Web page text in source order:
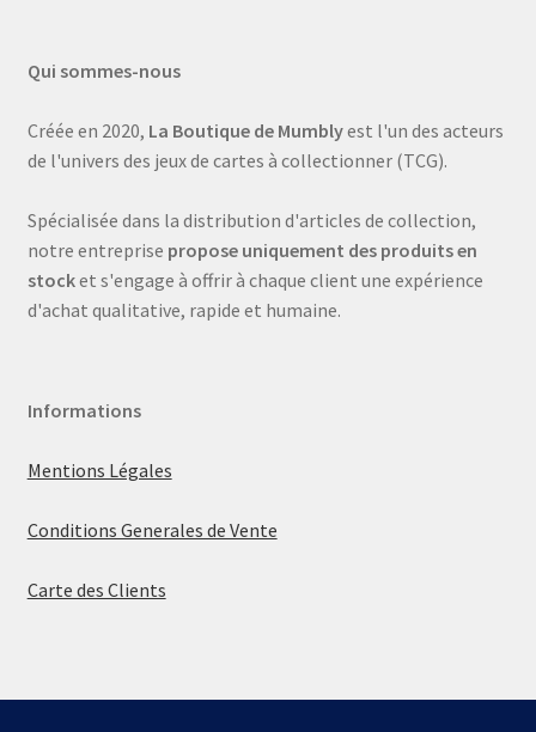
Qui sommes-nous
Créée en 2020, La Boutique de Mumblyest l'un des acteurs
de l'univers des jeux de cartes à collectionner (TCG).
Spécialisée dans la distribution d'articles de collection,
notre entreprise propose uniquement des produits en
stocket s'engage à offrir à chaque client une expérience
d'achat qualitative, rapide et humaine.
Informations
Mentions Légales
Conditions Generales de Vente
Carte des Clients